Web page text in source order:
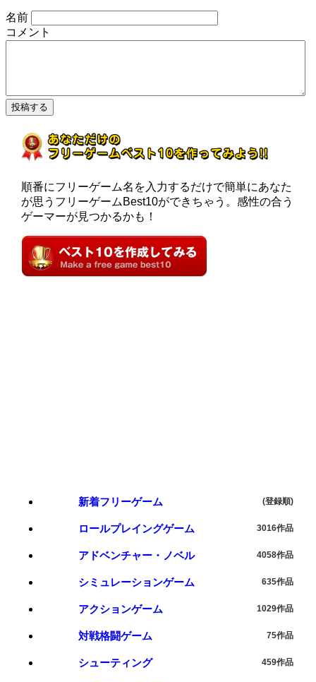
名前
コメント
順番にフリーゲーム名を入力するだけで簡単にあなた
が思うフリーゲームBest10ができちゃう。感性の合う
ゲーマーが見つかるかも！
新着フリーゲーム (登録順)
ロールプレイングゲーム 3016作品
アドベンチャー・ノベル 4058作品
シミュレーションゲーム 635作品
アクションゲーム 1029作品
対戦格闘ゲーム 75作品
シューティング 459作品